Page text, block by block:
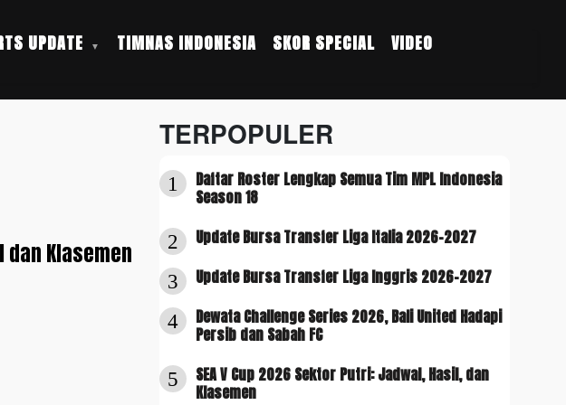
UPDATE TIMNAS INDONESIA SKOR SPECIAL VIDEO
Klasemen
TERPOPULER
1
Daftar Roster Lengkap Semua Tim MPL Indonesia
Season 18
2 Update Bursa Transfer Liga Italia 2026-2027
3 Update Bursa Transfer Liga Inggris 2026-2027
4
Dewata Challenge Series 2026, Bali United Hadapi
Persib dan Sabah FC
5
SEA V Cup 2026 Sektor Putri: Jadwal, Hasil, dan
Klasemen